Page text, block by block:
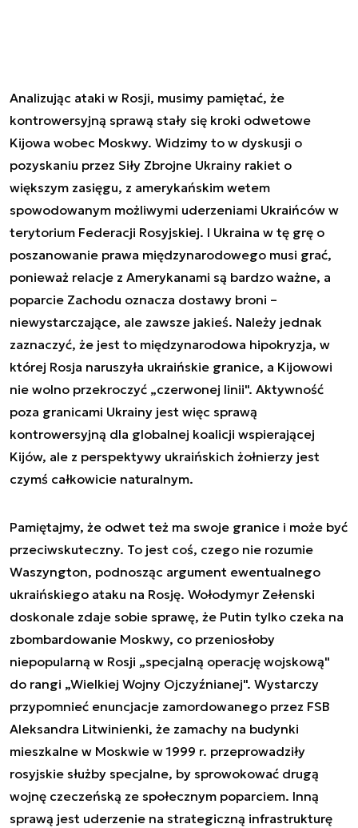
Analizując ataki w Rosji, musimy pamiętać, że
kontrowersyjną sprawą stały się kroki odwetowe
Kijowa wobec Moskwy. Widzimy to w dyskusji o
pozyskaniu przez Siły Zbrojne Ukrainy rakiet o
większym zasięgu, z amerykańskim wetem
spowodowanym możliwymi uderzeniami Ukraińców w
terytorium Federacji Rosyjskiej. I Ukraina w tę grę o
poszanowanie prawa międzynarodowego musi grać,
ponieważ relacje z Amerykanami są bardzo ważne, a
poparcie Zachodu oznacza dostawy broni –
niewystarczające, ale zawsze jakieś. Należy jednak
zaznaczyć, że jest to międzynarodowa hipokryzja, w
której Rosja naruszyła ukraińskie granice, a Kijowowi
nie wolno przekroczyć „czerwonej linii". Aktywność
poza granicami Ukrainy jest więc sprawą
kontrowersyjną dla globalnej koalicji wspierającej
Kijów, ale z perspektywy ukraińskich żołnierzy jest
czymś całkowicie naturalnym.
Pamiętajmy, że odwet też ma swoje granice i może być
przeciwskuteczny. To jest coś, czego nie rozumie
Waszyngton, podnosząc argument ewentualnego
ukraińskiego ataku na Rosję. Wołodymyr Zełenski
doskonale zdaje sobie sprawę, że Putin tylko czeka na
zbombardowanie Moskwy, co przeniosłoby
niepopularną w Rosji „specjalną operację wojskową"
do rangi „Wielkiej Wojny Ojczyźnianej". Wystarczy
przypomnieć enuncjacje zamordowanego przez FSB
Aleksandra Litwinienki, że zamachy na budynki
mieszkalne w Moskwie w 1999 r. przeprowadziły
rosyjskie służby specjalne, by sprowokować drugą
wojnę czeczeńską ze społecznym poparciem. Inną
sprawą jest uderzenie na strategiczną infrastrukturę